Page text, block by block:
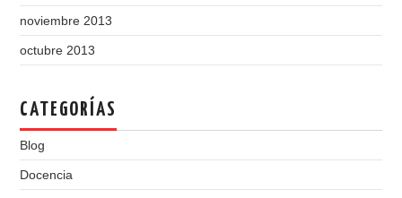
noviembre 2013
octubre 2013
CATEGORÍAS
Blog
Docencia